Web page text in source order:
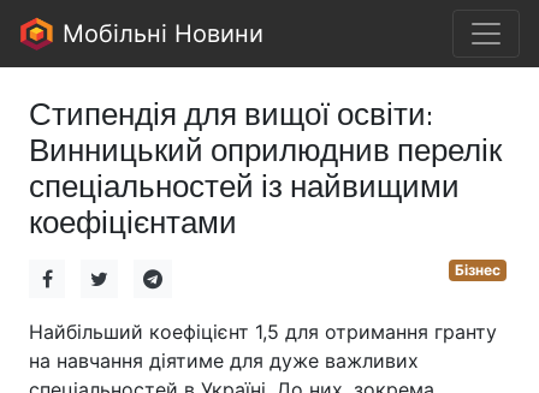
Мобільні Новини
Стипендія для вищої освіти:
Винницький оприлюднив перелік
спеціальностей із найвищими
коефіцієнтами
Бізнес
Найбільший коефіцієнт 1,5 для отримання гранту
на навчання діятиме для дуже важливих